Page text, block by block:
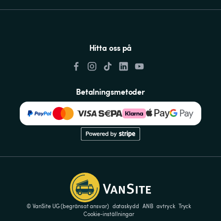
Hitta oss på
Betalningsmetoder
© VanSite UG (begränsat ansvar) dataskydd ANB avtryck Tryck
Cookie-inställningar